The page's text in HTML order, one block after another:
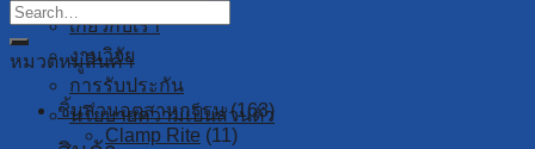
เกี่ยวกับเรา
งานวิจัย
การรับประกัน
นโยบายความเป็นส่วนตัว
หมวดหมู่สินค้า
ชิ้นส่วนอุตสาหกรรม (163)
Clamp Rite (11)